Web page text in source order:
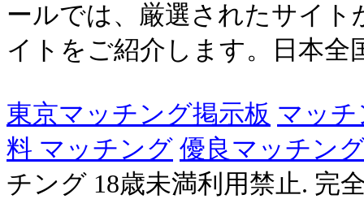
ールでは、厳選されたサイ
イトをご紹介します。日本全
東京マッチング掲示板 マッチ
料 マッチング 優良マッチン
チング 18歳未満利用禁止. 完